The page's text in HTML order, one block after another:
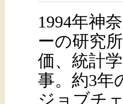
1994年神
ーの研究
価、統計
事。約3年
ジョブチ